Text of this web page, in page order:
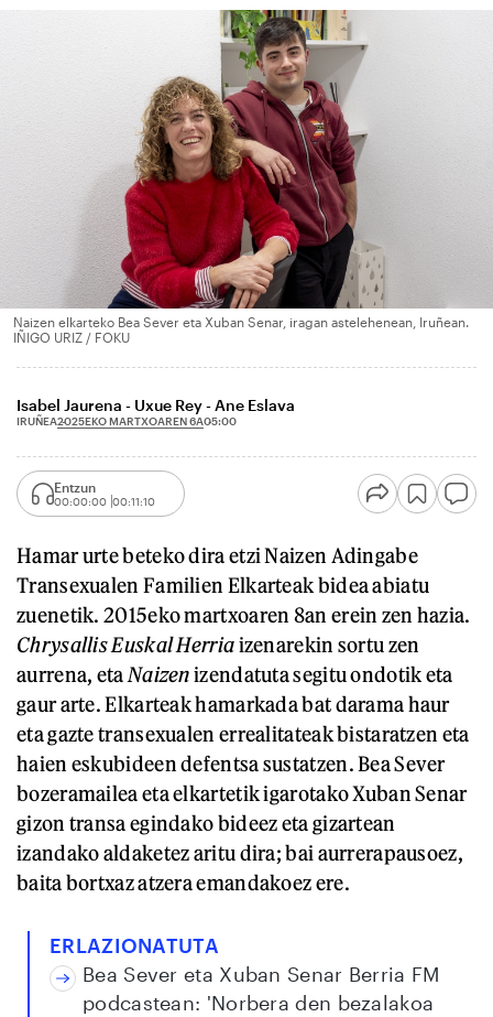
Naizen elkarteko Bea Sever eta Xuban Senar, iragan astelehenean, Iruñean.
IÑIGO URIZ / FOKU
Isabel Jaurena - Uxue Rey - Ane Eslava
IRUÑEA2025EKO MARTXOAREN 6A05:00
Entzun
00:00:00 00:11:10
Hamar urte beteko dira etzi Naizen Adingabe
Transexualen Familien Elkarteak bidea abiatu
zuenetik. 2015eko martxoaren 8an erein zen hazia.
Chrysallis Euskal Herriaizenarekin sortu zen
aurrena, eta Naizenizendatuta segitu ondotik eta
gaur arte. Elkarteak hamarkada bat darama haur
eta gazte transexualen errealitateak bistaratzen eta
haien eskubideen defentsa sustatzen. Bea Sever
bozeramailea eta elkartetik igarotako Xuban Senar
gizon transa egindako bideez eta gizartean
izandako aldaketez aritu dira; bai aurrerapausoez,
baita bortxaz atzera emandakoez ere.
ERLAZIONATUTA
Bea Sever eta Xuban Senar Berria FM
podcastean: 'Norbera den bezalakoa